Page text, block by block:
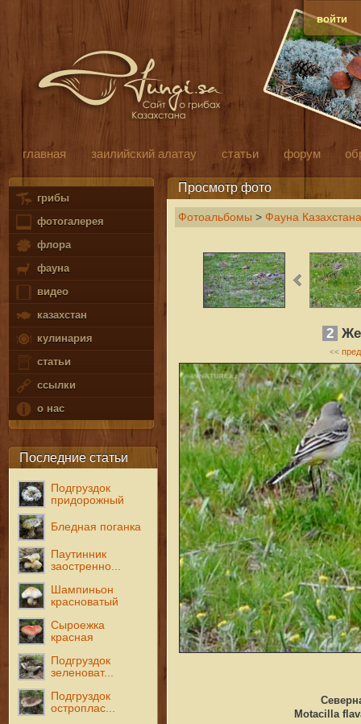
войти
главная заилийский алатау статьи форум
грибы
фотогалерея
флора
фауна
видео
казахстан
кулинария
статьи
ссылки
о нас
Последние статьи
Подгруздок
придорожный
Бледная поганка
Паутинник
заостренно...
Шампиньон
красноватый
Сыроежка
красная
Подгруздок
зеленоват...
Подгруздок
остроплас...
Просмотр фото
Фотоальбомы > Фауна
2
<<
Motacilla